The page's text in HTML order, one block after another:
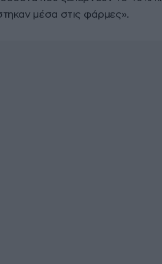
μέσα στις φάρμες».